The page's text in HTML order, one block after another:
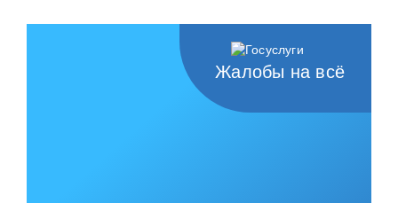
Жалобы на всё